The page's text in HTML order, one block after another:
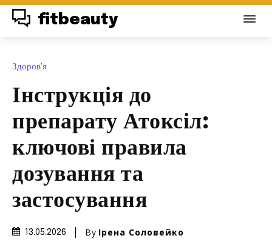
fitbeauty
Здоров'я
Інструкція до
препарату Атоксіл:
ключові правила
дозування та
застосування
13.05.2026 By Ірена Соловейко